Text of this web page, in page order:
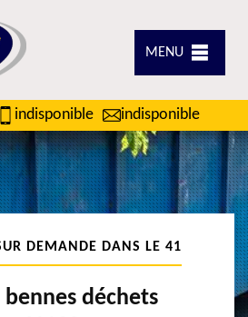
MENU
indisponible indisponible
DEMANDE DANS LE 41
déchets